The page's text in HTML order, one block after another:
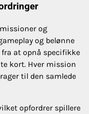
og
og belønne
fra at opnå specifikke
kort. Hver mission
til den samlede
opfordrer spillere